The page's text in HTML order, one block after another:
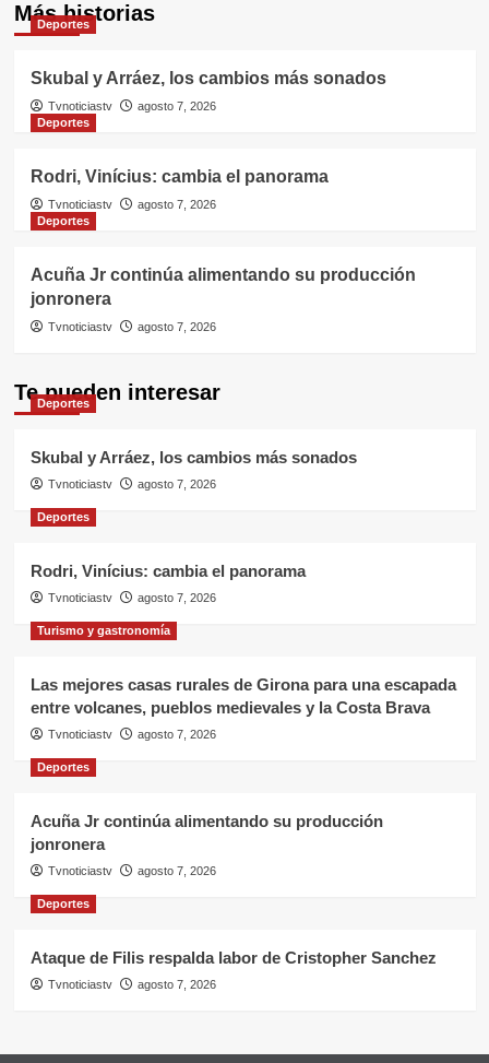
Más historias
Deportes
Skubal y Arráez, los cambios más sonados
Tvnoticiastv
agosto 7, 2026
Deportes
Rodri, Vinícius: cambia el panorama
Tvnoticiastv
agosto 7, 2026
Deportes
Acuña Jr continúa alimentando su producción
jonronera
Tvnoticiastv agosto 7, 2026
Te pueden interesar
Deportes
Skubal y Arráez, los cambios más sonados
Tvnoticiastv agosto 7, 2026
Deportes
Rodri, Vinícius: cambia el panorama
Tvnoticiastv agosto 7, 2026
Turismo y gastronomía
Las mejores casas rurales de Girona para una escapada
entre volcanes, pueblos medievales y la Costa Brava
Tvnoticiastv agosto 7, 2026
Deportes
Acuña Jr continúa alimentando su producción
jonronera
Tvnoticiastv agosto 7, 2026
Deportes
Ataque de Filis respalda labor de Cristopher Sanchez
Tvnoticiastv agosto 7, 2026